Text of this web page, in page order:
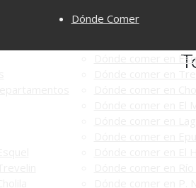
Dónde Comer
Dónde comer en
Dónde comer en
Dónde comer en El
Dónde comer en P.